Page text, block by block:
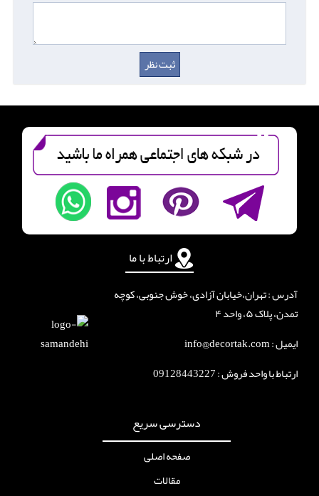
دسترسی سریع
صفحه اصلی
مقالات
ارتباط با ما
آدرس : تهران،خیابان آزادی، خوش جنوبی، کوچه
تمدن، پلاک ۵، واحد ۴
ایمیل : info@decortak.com
ارتباط با واحد فروش :09128443227